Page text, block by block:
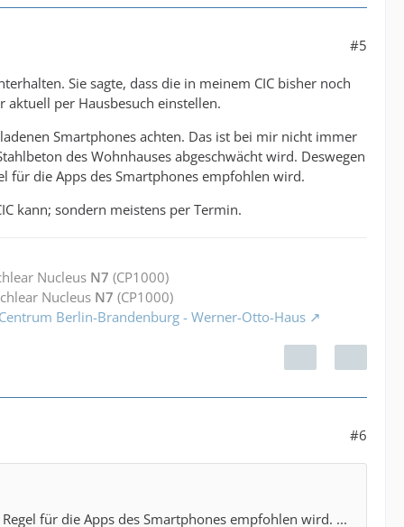
#5
Sie sagte, dass die in meinem CIC bisher noch
per Hausbesuch einstellen.
Smartphones achten. Das ist bei mir nicht immer
des Wohnhauses abgeschwächt wird. Deswegen
für die Apps des Smartphones empfohlen wird.
kann; sondern meistens per Termin.
Nucleus N7 (CP1000)
Nucleus N7 (CP1000)
Berlin-Brandenburg - Werner-Otto-Haus
#6
für die Apps des Smartphones empfohlen wird. ...